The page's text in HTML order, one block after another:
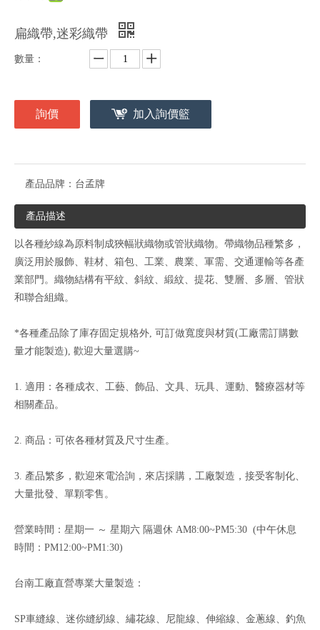
扁織帶,迷彩織帶
數量：
詢價 加入詢價籃
產品品牌： 台孟牌
產品描述
以各種紗線為原料制成狹幅狀織物或管狀織物。帶織物品種繁多，
廣泛用於服飾、鞋材、箱包、工業、農業、軍需、交通運輸等各產
業部門。織物結構有平紋、斜紋、緞紋、提花、雙層、多層、管狀
和聯合組織。
*各種產品除了庫存固定規格外, 可訂做寬度與材質(工廠需訂購數
量才能製造), 歡迎大量選購~
1. 適用：各種成衣、工藝、飾品、文具、玩具、運動、醫療器材等
相關產品。
2. 商品：可依各種材質及尺寸生產。
3. 產品繁多，歡迎來電洽詢，來店採購，工廠製造，接受客制化、
大量批發、單顆零售。
營業時間：星期一 ～ 星期六 隔週休 AM8:00~PM5:30 (中午休息
時間：PM12:00~PM1:30)
台南工廠直營專業大量製造：
SP車縫線、迷你縫紉線、繡花線、尼龍線、伸縮線、金蔥線、釣魚